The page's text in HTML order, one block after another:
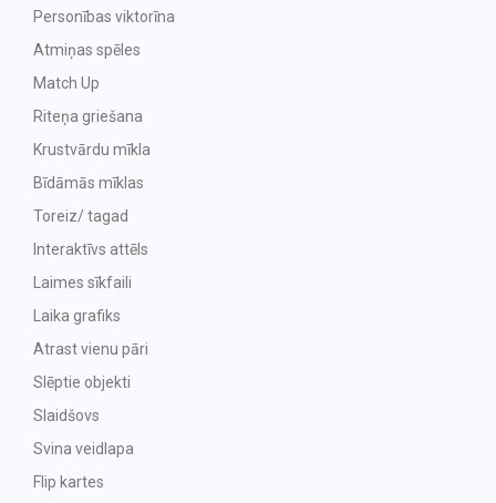
Personības viktorīna
Atmiņas spēles
Match Up
Riteņa griešana
Krustvārdu mīkla
Bīdāmās mīklas
Toreiz/ tagad
Interaktīvs attēls
Laimes sīkfaili
Laika grafiks
Atrast vienu pāri
Slēptie objekti
Slaidšovs
Svina veidlapa
Flip kartes